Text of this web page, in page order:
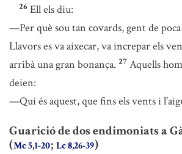
26 Ell els diu:
—Per què sou tan covards, gent de poca
Llavors es va aixecar, va increpar els
arribà una gran bonança. 27 Aquells
deien:
—Qui és aquest, que fins els vents i
Guarició de dos endimoniats a
(Mc 5,1-20; Lc 8,26-39)